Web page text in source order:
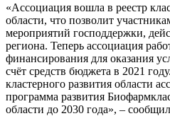
«Ассоциация вошла в реестр
области, что позволит
мероприятий господдержки,
региона. Теперь ассоциация
финансирования для оказания
счёт средств бюджета в 2021
кластерного развития области
программа развития
области до 2030 года», –